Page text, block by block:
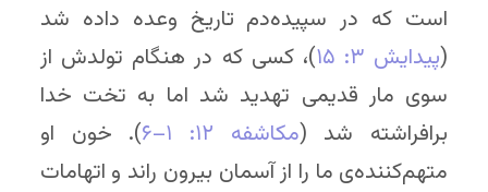
است که در سپیده‌دم تاریخ وعده داده شد
(پیدایش ۳: ۱۵
)، کسی که در هنگام تولدش از
سوی مار قدیمی تهدید شد اما به تخت خدا
برافراشته شد (مکاشفه ۱۲: ۱–۶
). خون او
متهم‌کننده‌ی ما را از آسمان بیرون راند و اتهامات